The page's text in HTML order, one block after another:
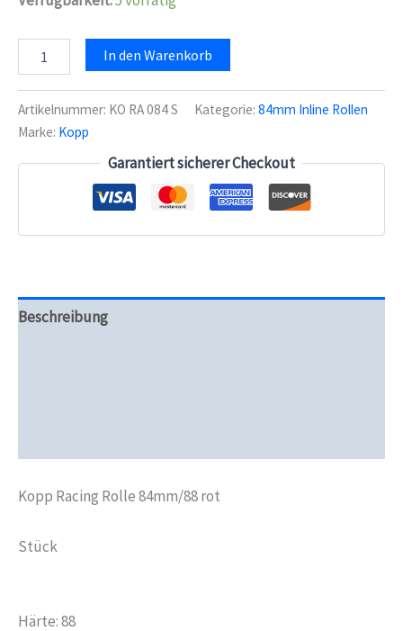
Racing
(Stück)
Menge
In den Warenkorb
Artikelnummer: KO RA 084 S Kategorie: 84mm Inline Rollen
Marke: Kopp
Garantiert sicherer Checkout
Beschreibung
Kopp Racing Rolle 84mm/88 rot
Stück
Härte: 88